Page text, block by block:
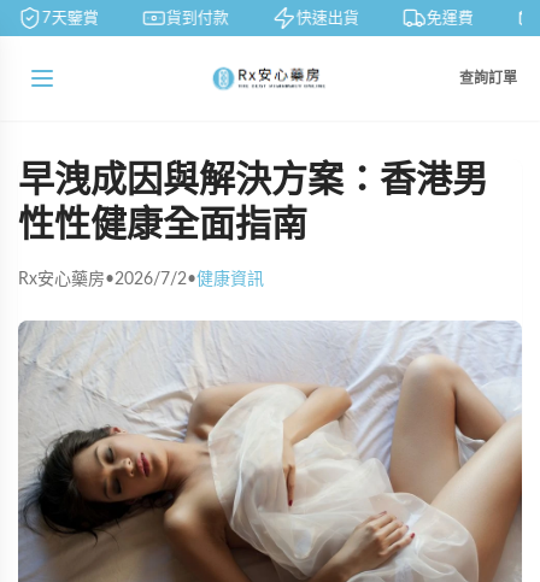
7天鑒賞 貨到付款 快速出貨 免運費
查詢訂單
早洩成因與解決方案：香港男
性性健康全面指南
Rx安心藥房•2026/7/2•健康資訊